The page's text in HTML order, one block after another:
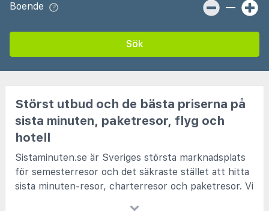
Boende —
Sök
Störst utbud och de bästa priserna på
sista minuten, paketresor, flyg och
hotell
Sistaminuten.se är Sveriges största marknadsplats
för semesterresor och det säkraste stället att hitta
sista minuten-resor, charterresor och paketresor. Vi